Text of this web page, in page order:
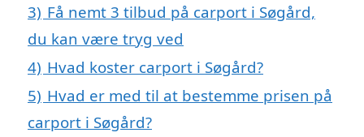
3) Få nemt 3 tilbud på carport i Søgård,
du kan være tryg ved
4) Hvad koster carport i Søgård?
5) Hvad er med til at bestemme prisen på
carport i Søgård?